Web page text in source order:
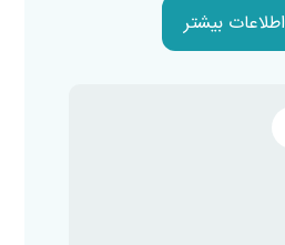
اطلاعات بیشتر